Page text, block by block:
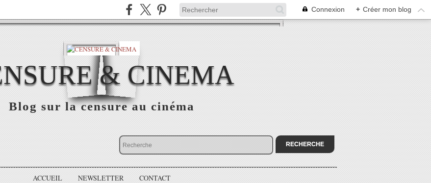
Connexion + Créer mon blog
& CINEMA
Blog sur la censure au cinéma
ACCUEIL NEWSLETTER CONTACT